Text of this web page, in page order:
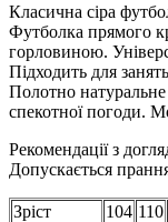
Класична сіра
Футболка прямого
горловиною.
Підходить для
Полотно натуральне
спекотної погоди.
Рекомендації з
Допускається
Зріст 104 110